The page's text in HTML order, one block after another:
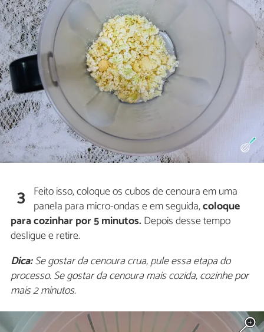
3 Feito isso, coloque os cubos de cenoura em uma
panela para micro-ondas e em seguida,coloque
para cozinhar por 5 minutos.Depois desse tempo
desligue e retire.
Dica:Se gostar da cenoura crua, pule essa etapa do
processo. Se gostar da cenoura mais cozida, cozinhe por
mais 2 minutos.